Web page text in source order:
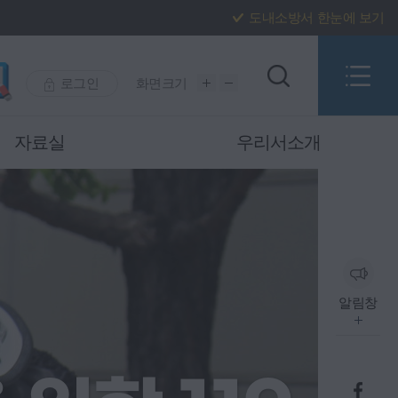
도내소방서 한눈에 보기
로그인 화면크기
자료실 우리서소개
알림창